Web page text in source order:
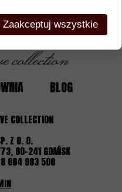
BLOG
COLLECTION
Z O. O.
80-241 GDAŃSK
884 903 500
Zaakceptuj wszystkie